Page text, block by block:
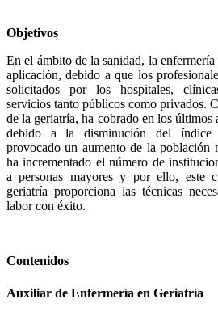
Objetivos
En el ámbito de la sanidad, la
aplicación, debido a que los
solicitados por los hospitales,
servicios tanto públicos como privados.
de la geriatría, ha cobrado en los últimos
debido a la disminución del índice
provocado un aumento de la población
ha incrementado el número de
a personas mayores y por ello, este
geriatría proporciona las técnicas
labor con éxito.
Contenidos
Auxiliar de Enfermería en Geriatría